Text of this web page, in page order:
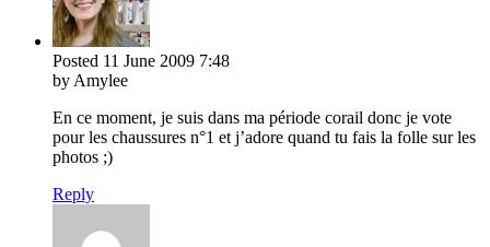
Posted 11 June 2009 7:48
by Amylee
En ce moment, je suis dans ma période corail donc je vote
pour les chaussures n°1 et j’adore quand tu fais la folle sur les
photos ;)
Reply